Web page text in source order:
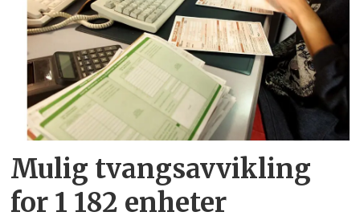
Mulig tvangsavvikling
for 1 182 enheter